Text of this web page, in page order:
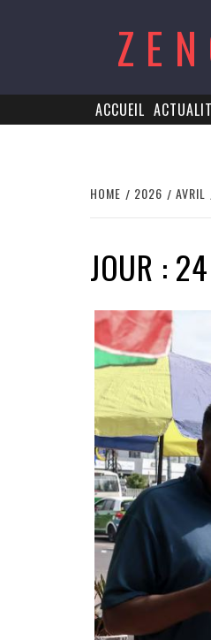
ACCUEIL
HOME 2026 AVRIL
JOUR :